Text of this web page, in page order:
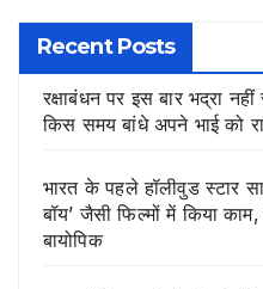
Recent Posts
रक्षाबंधन पर इस बार भद्रा
किस समय बांधे अपने भाई को
भारत के पहले हॉलीवुड स्टार
बॉय’ जैसी फिल्मों में किया
बायोपिक